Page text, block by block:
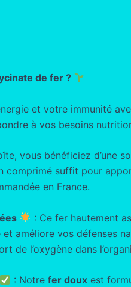
de fer ?
et votre immunité
à vos besoins
vous bénéficiez d’une
comprimé suffit pour
en France.
: Ce fer hautement
améliore vos défenses
de l’oxygène dans
: Notre fer douxest